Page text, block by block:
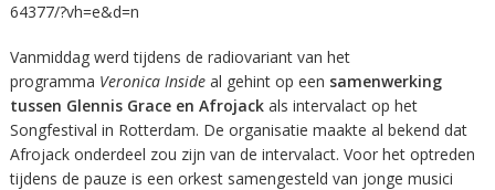
64377/?vh=e&d=n
Vanmiddag werd tijdens de radiovariant van het
programma Veronica Inside al gehint op een samenwerking
tussen Glennis Grace en Afrojackals intervalact op het
Songfestival in Rotterdam. De organisatie maakte al bekend dat
Afrojack onderdeel zou zijn van de intervalact. Voor het optreden
tijdens de pauze is een orkest samengesteld van jonge musici